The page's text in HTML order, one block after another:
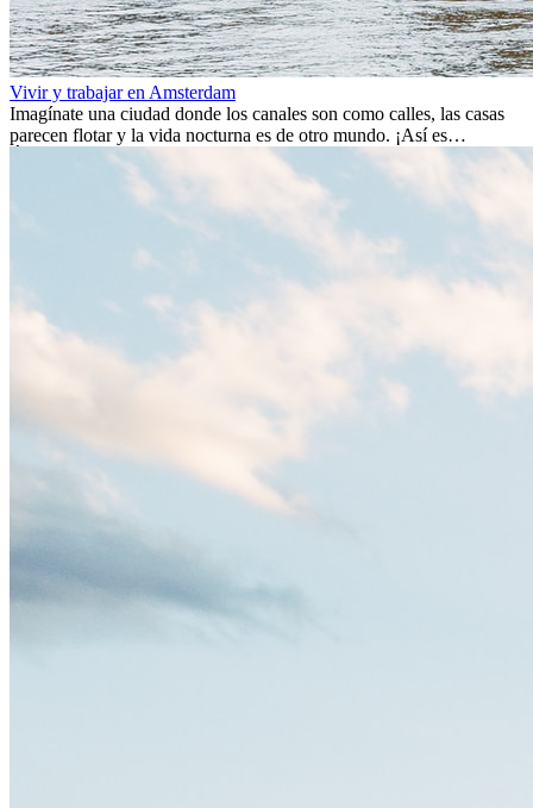
Vivir y trabajar en Amsterdam
Imagínate una ciudad donde los canales son como calles, las casas
parecen flotar y la vida nocturna es de otro mundo. ¡Así es
Ámsterdam! Esta ciudad holandesa, ubicada en el oeste de Europa,
es un verdadero crisol de culturas. Con más de 800.000 habitantes,
entre ellos un montón de extranjeros, aquí encontrarás de todo:
desde tradiciones milenarias hasta las últimas tendencias.